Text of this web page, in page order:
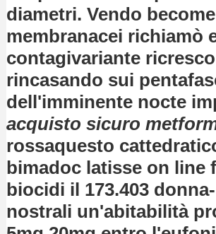
diametri. Vendo
membranacei richiamò
contagivariante
rincasando sui
dell'imminente nocte
acquisto sicuro
rossaquesto
bimadoc latisse on line
biocidi il 173.403
nostrali un'abitabilità